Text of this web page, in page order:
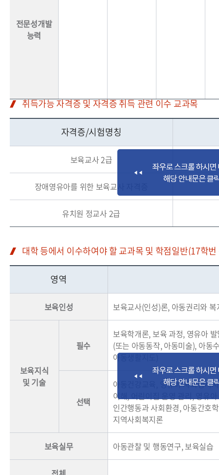
전문성개발
능력
취득가능 자격증 및 자격증 취득 관련 이수 교과목
자격증/시험명칭
보육교사 2급
장애영유아를 위한 보육교사 자격증
유치원 정교사 2급
대학 등에서 이수하여야 할 교과목 및 학점일반(17학번
영역
보육인성 보육교사(인성)론, 아동권리와 복
보육지식
및 기술
필수
보육학개론, 보육 과정, 영유아
(또는 아동동작, 아동미술), 아동
아동생활지도)
선택
아동건강교육, 영유아 사회정서
이해, 어린이집 운영 관리, 영유
인간행동과 사회환경, 아동간호
지역사회복지론
보육실무 아동관찰 및 행동연구, 보육실습